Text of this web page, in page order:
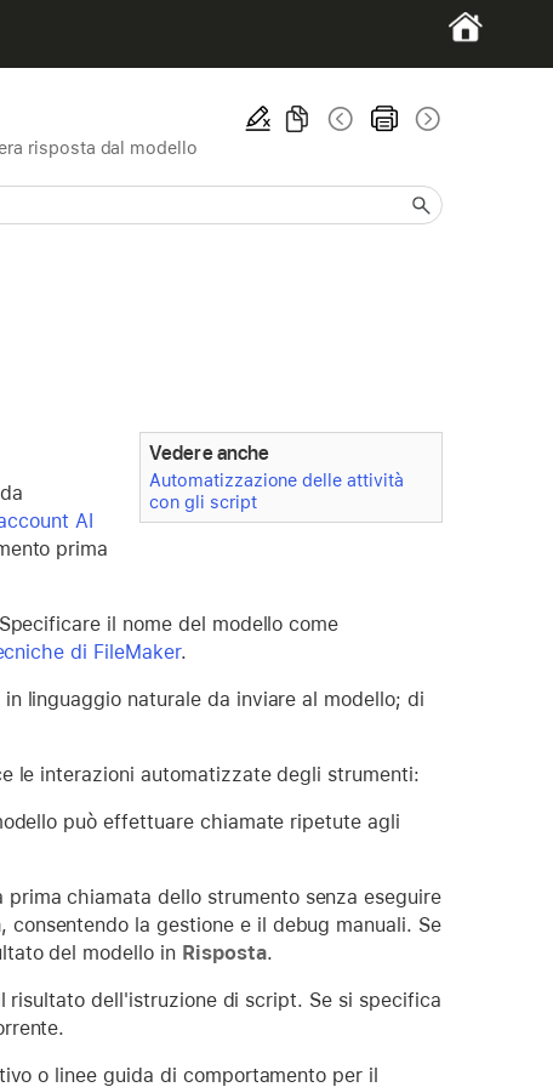
risposta dal modello
Vedere anche
Automatizzazione delle attività
con gli script
AI
prima
il nome del modello come
di FileMaker.
linguaggio naturale da inviare al modello; di
le interazioni automatizzate degli strumenti:
può effettuare chiamate ripetute agli
chiamata dello strumento senza eseguire
, consentendo la gestione e il debug manuali. Se
del modello in Risposta.
dell'istruzione di script. Se si specifica
o linee guida di comportamento per il